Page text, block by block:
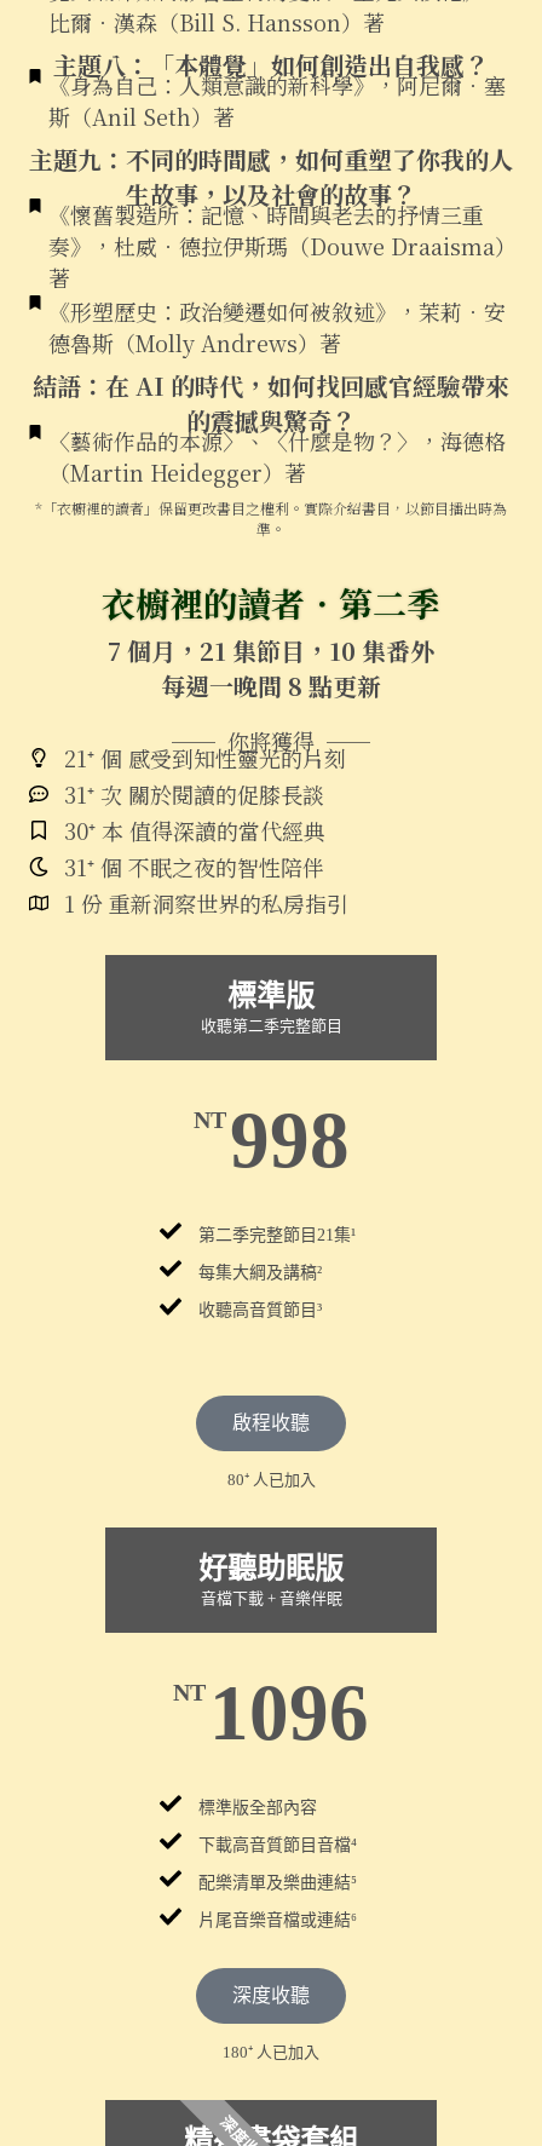
比爾．漢森（Bill S. Hansson）著
主題八：「本體覺」如何創造出自我感？
《身為自己：人類意識的新科學》，阿尼爾．塞
斯（Anil Seth）著
主題九： 不同的時間感，如何重塑了你我的人
生故事 ，以及社會的故事？
《懷舊製造所：記憶、時間與老去的抒情三重
奏》，杜威．德拉伊斯瑪（Douwe Draaisma）
著
《形塑歷史：政治變遷如何被敘述》，茉莉．安
德魯斯（Molly Andrews）著
結語：在 AI 的時代，如何找回感官經驗帶來
的震撼與驚奇？
〈藝術作品的本源〉、〈什麼是物？〉，海德格
（Martin Heidegger）著
*「衣櫥裡的讀者」保留更改書目之權利。實際介紹書目，以節目播出時為
準。
衣櫥裡的讀者．第二季
7 個月，21 集節目，10 集番外
每週一晚間 8 點更新
── 你將獲得 ──
21⁺ 個 感受到知性靈光的片刻
31⁺ 次 關於閱讀的促膝長談
30⁺ 本 值得深讀的當代經典
31⁺ 個 不眠之夜的智性陪伴
1 份 重新洞察世界的私房指引
標準版
收聽第二季完整節目
NT 998
第二季完整節目21集¹
每集大綱及講稿²
收聽高音質節目³
啟程收聽
80⁺ 人已加入
好聽助眠版
音檔下載 + 音樂伴眠
NT 1096
標準版全部內容
下載高音質節目音檔⁴
配樂清單及樂曲連結⁵
片尾音樂音檔或連結⁶
深度收聽
180⁺ 人已加入